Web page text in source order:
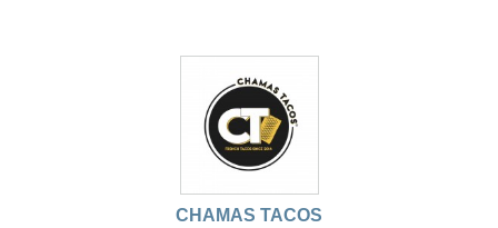
CHAMAS TACOS